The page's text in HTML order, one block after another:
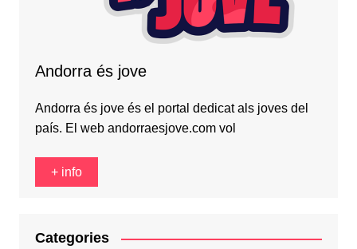
Andorra és jove
Andorra és jove és el portal dedicat als joves del
país. El web andorraesjove.com vol
+ info
Categories